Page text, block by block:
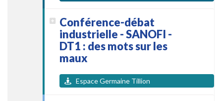
Conférence-débat
industrielle - SANOFI -
DT1 : des mots sur les
maux
Espace Germaine Tillion